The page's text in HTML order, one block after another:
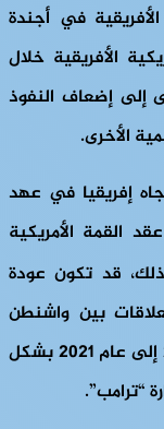
في أجندة
الأفريقية خلال
إلى إضعاف النفوذ
الأخرى.
إفريقيا في عهد
القمة الأمريكية
قد تكون عودة
بين واشنطن
والعديد من العواصم الأفريقية من عام 2017 إلى عام 2021 بشكل
“ترامب”.